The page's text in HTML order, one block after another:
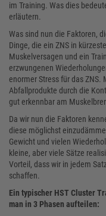
im Training. Was dies
erläutern.
Was sind nun die Faktoren,
Dinge, die ein ZNS in
Muskelversagen und ein
erzwungenen
enormer Stress für das ZNS.
Abfallprodukte durch die
gut erkennbar am
Da wir nun die Faktoren
diese möglichst
Gewicht und vielen
kleine, aber viele Sätze
Vorteil, dass wir in jedem
schaffen.
Ein typischer HST Cluster
man in 3 Phasen aufteilen: